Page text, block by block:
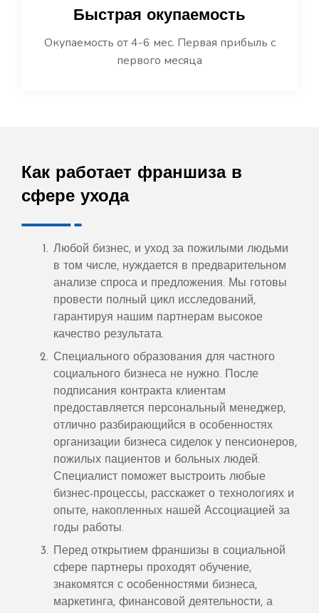
Быстрая окупаемость
Окупаемость от 4-6 мес. Первая прибыль с
первого месяца
Как работает франшиза в
сфере ухода
Любой бизнес, и уход за пожилыми людьми
в том числе, нуждается в предварительном
анализе спроса и предложения. Мы готовы
провести полный цикл исследований,
гарантируя нашим партнерам высокое
качество результата.
Специального образования для частного
социального бизнеса не нужно. После
подписания контракта клиентам
предоставляется персональный менеджер,
отлично разбирающийся в особенностях
организации бизнеса сиделок у пенсионеров,
пожилых пациентов и больных людей.
Специалист поможет выстроить любые
бизнес-процессы, расскажет о технологиях и
опыте, накопленных нашей Ассоциацией за
годы работы.
Перед открытием франшизы в социальной
сфере партнеры проходят обучение,
знакомятся с особенностями бизнеса,
маркетинга, финансовой деятельности, а